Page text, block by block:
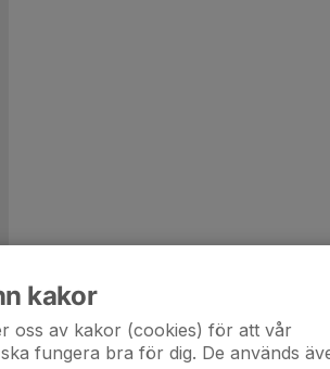
kakor
oss av kakor (cookies) för att vår
fungera bra för dig. De används